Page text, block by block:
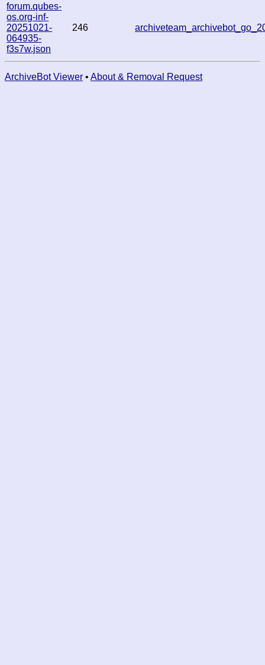
forum.qubes-
os.org-inf-
20251021-
064935-
f3s7w.json
246
ArchiveBot Viewer • About & Removal Request